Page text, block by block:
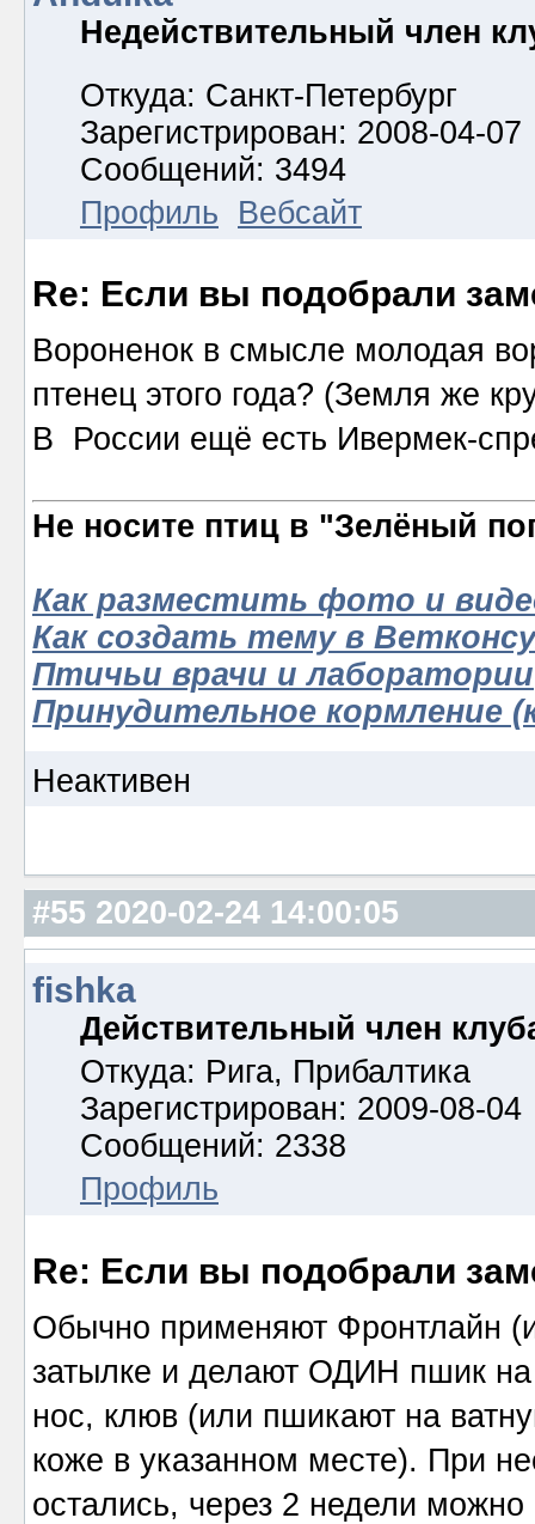
Недействительный член
Откуда: Санкт-Петербург
Зарегистрирован: 2008-04-07
Сообщений: 3494
Профиль
Вебсайт
Re: Если вы подобрали
Вороненок в смысле молодая
птенец этого года? (Земля же
В России ещё есть Ивермек-
Не носите птиц в "Зелёный
Как разместить фото и
Как создать тему в
Птичьи врачи и лаборатории
Принудительное кормление
Неактивен
#55 2020-02-24 14:00:05
fishka
Действительный член
Откуда: Рига, Прибалтика
Зарегистрирован: 2009-08-04
Сообщений: 2338
Профиль
Re: Если вы подобрали
Обычно применяют Фронтлайн
затылке и делают ОДИН пшик на
нос, клюв (или пшикают на
коже в указанном месте). При
остались, через 2 недели можно